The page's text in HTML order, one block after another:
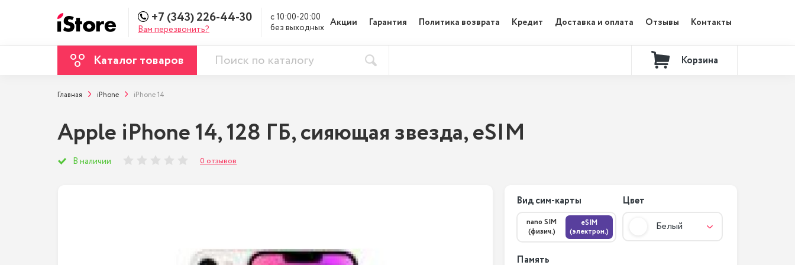
+7 (343) 226-44-30
Вам перезвонить?
с 10:00-20:00
без выходных Акции Гарантия Политика возврата Кредит Доставка и оплата Отзывы Контакты
Каталог товаров Корзина
Главная iPhone iPhone 14
Apple iPhone 14, 128 ГБ, сияющая звезда, eSIM
В наличии 0 отзывов
Вид сим-карты
nano SIM
(физич.)
eSIM
(электрон.)
Цвет
Белый
Память